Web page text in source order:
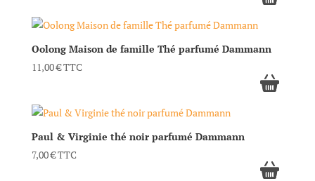
Oolong Maison de famille Thé parfumé Dammann
11,00€TTC
Paul & Virginie thé noir parfumé Dammann
7,00€TTC